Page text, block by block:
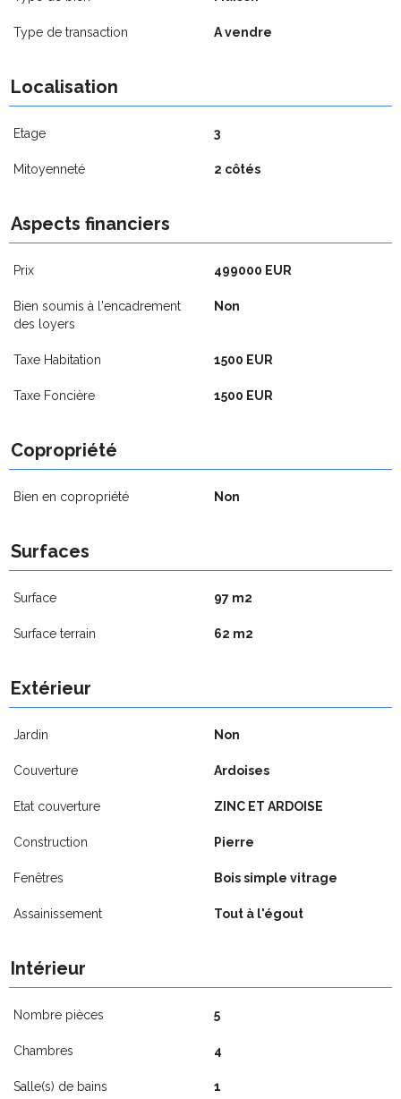
Type de transaction A vendre
Localisation
Etage 3
Mitoyenneté 2 côtés
Aspects financiers
Prix 499000 EUR
Bien soumis à l'encadrement
des loyers
Non
Taxe Habitation 1500 EUR
Taxe Foncière 1500 EUR
Copropriété
Bien en copropriété Non
Surfaces
Surface 97 m2
Surface terrain 62 m2
Extérieur
Jardin Non
Couverture Ardoises
Etat couverture ZINC ET ARDOISE
Construction Pierre
Fenêtres Bois simple vitrage
Assainissement Tout à l'égout
Intérieur
Nombre pièces 5
Chambres 4
Salle(s) de bains 1